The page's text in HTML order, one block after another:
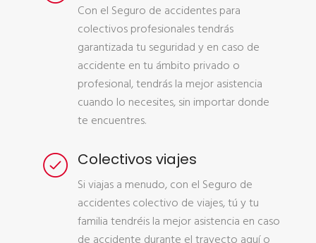
Con el Seguro de accidentes para
colectivos profesionales tendrás
garantizada tu seguridad y en caso de
accidente en tu ámbito privado o
profesional, tendrás la mejor asistencia
cuando lo necesites, sin importar donde
te encuentres.
Colectivos viajes
Si viajas a menudo, con el Seguro de
accidentes colectivo de viajes, tú y tu
familia tendréis la mejor asistencia en caso